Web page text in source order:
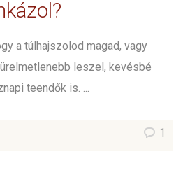
a túlhajszolod magad, vagy
leszel, kevésbé
teendők is. ...
1